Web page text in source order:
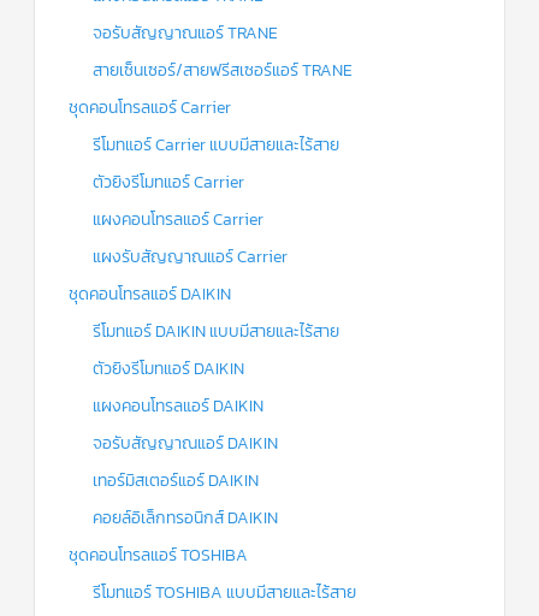
จอรับสัญญาณแอร์ TRANE
สายเซ็นเซอร์/สายฟรีสเซอร์แอร์ TRANE
ชุดคอนโทรลแอร์ Carrier
รีโมทแอร์ Carrier แบบมีสายและไร้สาย
ตัวยิงรีโมทแอร์ Carrier
แผงคอนโทรลแอร์ Carrier
แผงรับสัญญาณแอร์ Carrier
ชุดคอนโทรลแอร์ DAIKIN
รีโมทแอร์ DAIKIN แบบมีสายและไร้สาย
ตัวยิงรีโมทแอร์ DAIKIN
แผงคอนโทรลแอร์ DAIKIN
จอรับสัญญาณแอร์ DAIKIN
เทอร์มิสเตอร์แอร์ DAIKIN
คอยล์อิเล็กทรอนิกส์ DAIKIN
ชุดคอนโทรลแอร์ TOSHIBA
รีโมทแอร์ TOSHIBA แบบมีสายและไร้สาย